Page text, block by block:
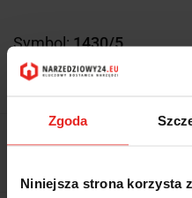
Zgoda
Niniejsza strona korzysta
Symbol:1430/5
WYKRĘTAK DO